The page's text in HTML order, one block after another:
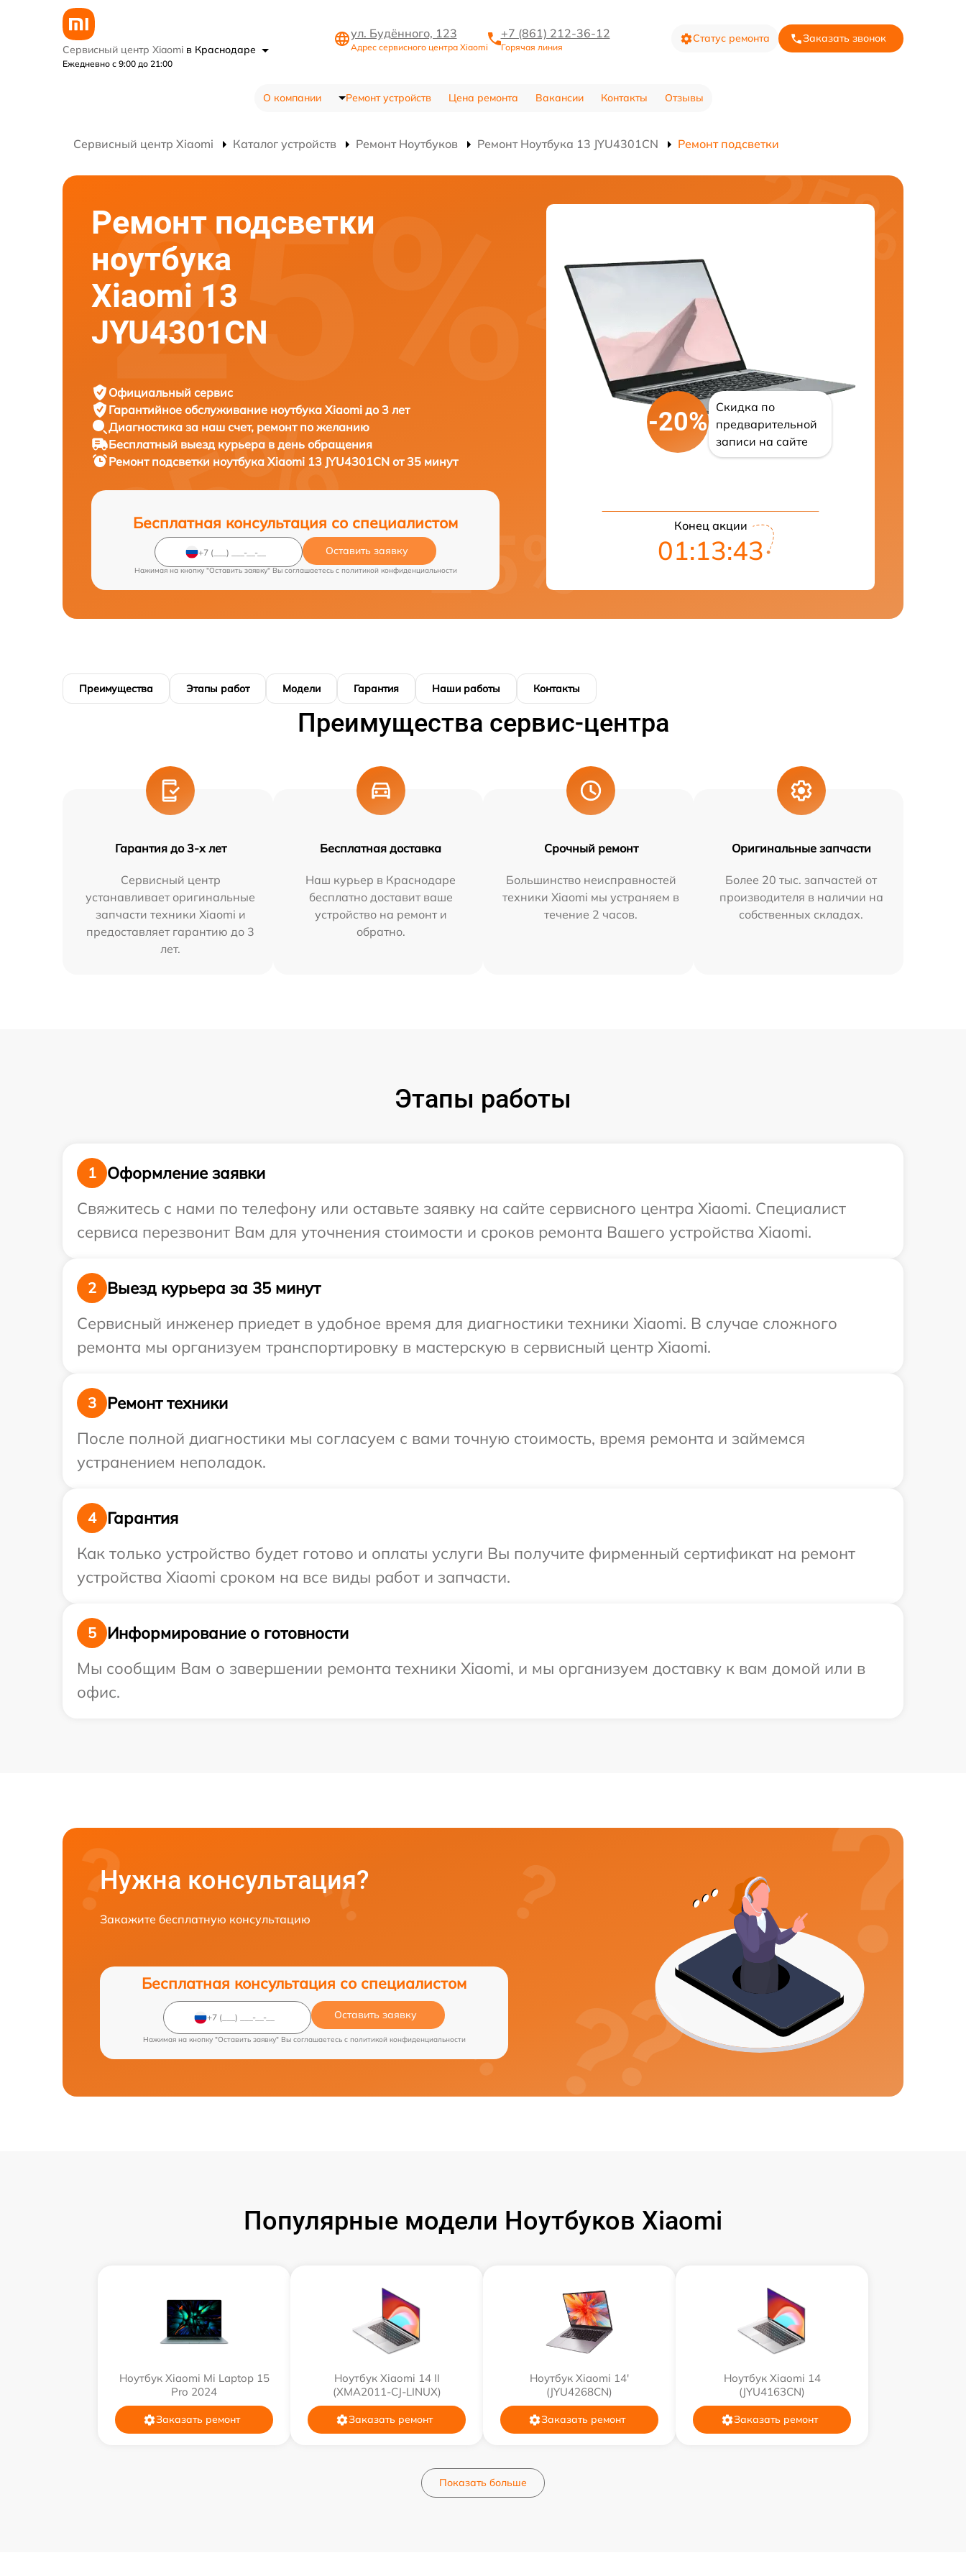
Сервисный центр Xiaomi в Краснодаре
Ежедневно с 9:00 до 21:00
ул. Будённого, 123
Адрес сервисного центра Xiaomi
+7 (861) 212-36-12
Горячая линия
Статус ремонта Заказать звонок
О компании Ремонт устройств Цена ремонта Вакансии Контакты Отзывы
Сервисный центр Xiaomi Каталог устройств Ремонт Ноутбуков Ремонт Ноутбука 13 JYU4301CN Ремонт подсветки
Ремонт подсветки
ноутбука
Xiaomi 13
JYU4301CN
Официальный сервис
Гарантийное обслуживание ноутбука Xiaomi до 3 лет
Диагностика за наш счет, ремонт по желанию
Бесплатный выезд курьера в день обращения
Ремонт подсветки ноутбука Xiaomi 13 JYU4301CN от 35 минут
Бесплатная консультация со специалистом
Оставить заявку
Нажимая на кнопку "Оставить заявку" Вы соглашаетесь c политикой конфиденциальности
-20%
Скидка по
предварительной
записи на сайте
Конец акции
01:13:42
Преимущества Этапы работ Модели Гарантия Наши работы Контакты
Преимущества сервис-центра
Гарантия до 3-х лет
Сервисный центр
устанавливает оригинальные
запчасти техники Xiaomi и
предоставляет гарантию до 3
лет.
Бесплатная доставка
Наш курьер в Краснодаре
бесплатно доставит ваше
устройство на ремонт и
обратно.
Срочный ремонт
Большинство неисправностей
техники Xiaomi мы устраняем в
течение 2 часов.
Оригинальные запчасти
Более 20 тыс. запчастей от
производителя в наличии на
собственных складах.
Этапы работы
1
Оформление заявки
Свяжитесь с нами по телефону или оставьте заявку на сайте сервисного центра Xiaomi. Специалист
сервиса перезвонит Вам для уточнения стоимости и сроков ремонта Вашего устройства Xiaomi.
2
Выезд курьера за 35 минут
Сервисный инженер приедет в удобное время для диагностики техники Xiaomi. В случае сложного
ремонта мы организуем транспортировку в мастерскую в сервисный центр Xiaomi.
3
Ремонт техники
После полной диагностики мы согласуем с вами точную стоимость, время ремонта и займемся
устранением неполадок.
4
Гарантия
Как только устройство будет готово и оплаты услуги Вы получите фирменный сертификат на ремонт
устройства Xiaomi сроком на все виды работ и запчасти.
5
Информирование о готовности
Мы сообщим Вам о завершении ремонта техники Xiaomi, и мы организуем доставку к вам домой или в
офис.
Нужна консультация?
Закажите бесплатную консультацию
Бесплатная консультация со специалистом
Оставить заявку
Нажимая на кнопку "Оставить заявку" Вы соглашаетесь c политикой конфиденциальности
Популярные модели Ноутбуков Xiaomi
Ноутбук Xiaomi Mi Laptop 15
Pro 2024
Заказать ремонт
Ноутбук Xiaomi 14 II
(XMA2011-CJ-LINUX)
Заказать ремонт
Ноутбук Xiaomi 14'
(JYU4268CN)
Заказать ремонт
Ноутбук Xiaomi 14
(JYU4163CN)
Заказать ремонт
Показать больше